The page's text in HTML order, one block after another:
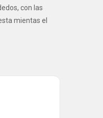
con las
mientas el